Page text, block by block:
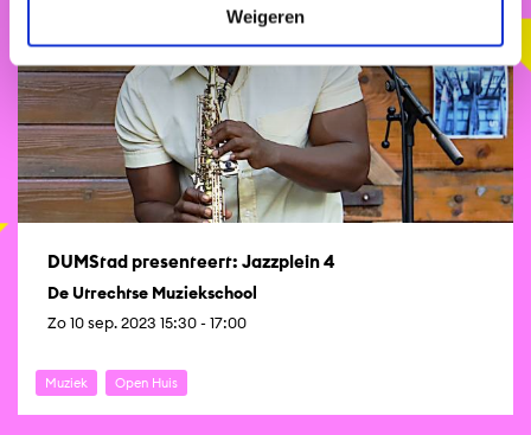
Weigeren
DUMStad presenteert: Jazzplein 4
De Utrechtse Muziekschool
Zo 10 sep. 2023 15:30 - 17:00
Muziek Open Huis